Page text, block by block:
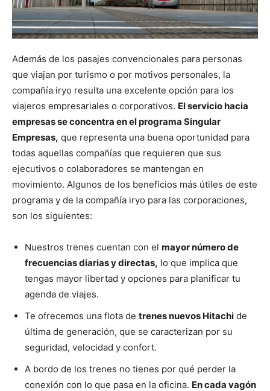
Además de los pasajes convencionales para personas
que viajan por turismo o por motivos personales, la
compañía iryo resulta una excelente opción para los
viajeros empresariales o corporativos. El servicio hacia
empresas se concentra en el programa Singular
Empresas, que representa una buena oportunidad para
todas aquellas compañías que requieren que sus
ejecutivos o colaboradores se mantengan en
movimiento. Algunos de los beneficios más útiles de este
programa y de la compañía iryo para las corporaciones,
son los siguientes:
Nuestros trenes cuentan con el mayor número de
frecuencias diarias y directas, lo que implica que
tengas mayor libertad y opciones para planificar tu
agenda de viajes.
Te ofrecemos una flota de trenes nuevos Hitachi de
última de generación, que se caracterizan por su
seguridad, velocidad y confort.
A bordo de los trenes no tienes por qué perder la
conexión con lo que pasa en la oficina. En cada vagón